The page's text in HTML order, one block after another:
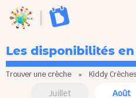
Les disponibilités
Trouver une crèche » Kiddy Crèches
Juillet Août